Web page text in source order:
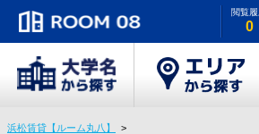
閲覧
0
浜松賃貸【ルーム丸八】